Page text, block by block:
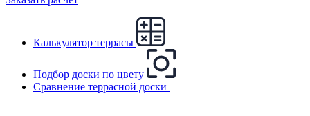
Калькулятор террасы
Подбор доски по цвету
Сравнение террасной доски